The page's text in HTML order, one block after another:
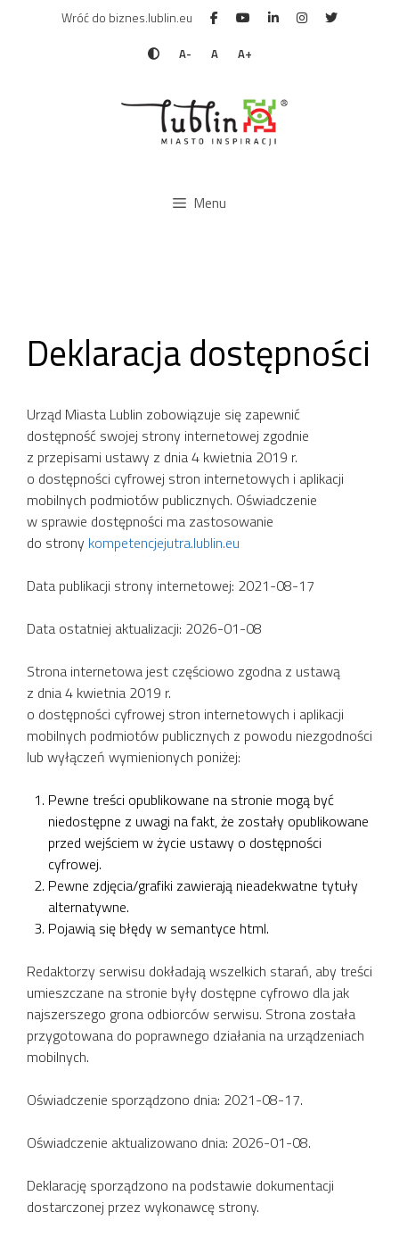
Wróć do biznes.lublin.eu
A- A A+
Menu
Deklaracja dostępności
Urząd Miasta Lublin zobowiązuje się zapewnić
dostępność swojej strony internetowej zgodnie
z przepisami ustawy z dnia 4 kwietnia 2019 r.
o dostępności cyfrowej stron internetowych i aplikacji
mobilnych podmiotów publicznych. Oświadczenie
w sprawie dostępności ma zastosowanie
do strony kompetencjejutra.lublin.eu
Data publikacji strony internetowej: 2021-08-17
Data ostatniej aktualizacji: 2026-01-08
Strona internetowa jest częściowo zgodna z ustawą
z dnia 4 kwietnia 2019 r.
o dostępności cyfrowej stron internetowych i aplikacji
mobilnych podmiotów publicznych z powodu niezgodności
lub wyłączeń wymienionych poniżej:
Pewne treści opublikowane na stronie mogą być
niedostępne z uwagi na fakt, że zostały opublikowane
przed wejściem w życie ustawy o dostępności
cyfrowej.
Pewne zdjęcia/grafiki zawierają nieadekwatne tytuły
alternatywne.
Pojawią się błędy w semantyce html.
Redaktorzy serwisu dokładają wszelkich starań, aby treści
umieszczane na stronie były dostępne cyfrowo dla jak
najszerszego grona odbiorców serwisu. Strona została
przygotowana do poprawnego działania na urządzeniach
mobilnych.
Oświadczenie sporządzono dnia: 2021-08-17.
Oświadczenie aktualizowano dnia: 2026-01-08.
Deklarację sporządzono na podstawie dokumentacji
dostarczonej przez wykonawcę strony.